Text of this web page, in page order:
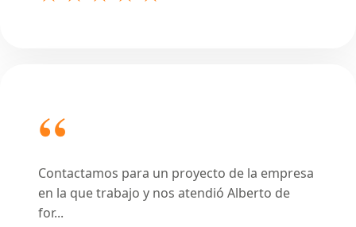
Contactamos para un proyecto de la empresa
en la que trabajo y nos atendió Alberto de
for...